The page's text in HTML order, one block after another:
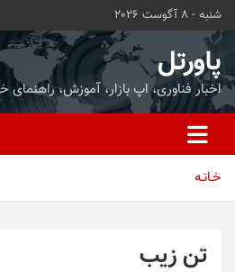
محتوا
بروید
شنبه - 8 آگوست 2026
پاورتل
اخبار فناوری، اپ بازار، آموزش، راهنمای
خـانـه
تن زیب